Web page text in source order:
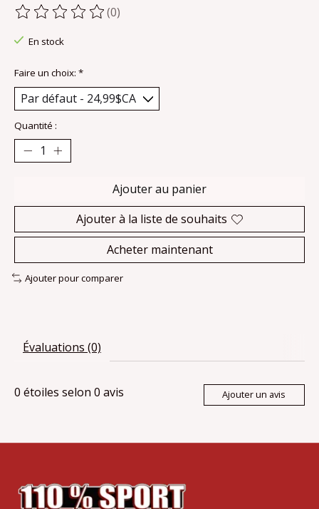
Ce produit est évalué à
(0)
En stock
Faire un choix: *
Quantité :
Ajouter au panier
Ajouter à la liste de souhaits
Acheter maintenant
Ajouter pour comparer
Évaluations (0)
0 étoiles selon 0 avis Ajouter un avis